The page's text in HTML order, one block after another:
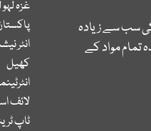
سب سے زیادہ
مواد کے
غزہ لہو
انٹر
کھیل
لائف
ٹاپ